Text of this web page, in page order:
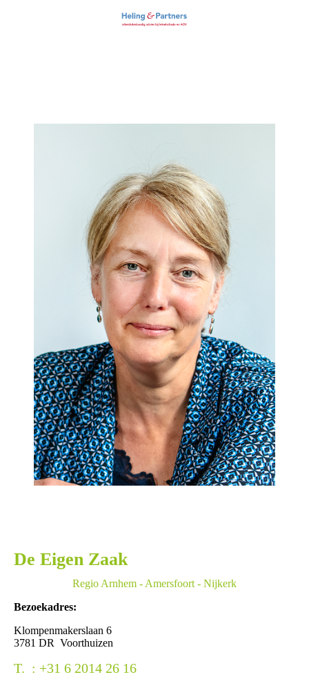
De Eigen Zaak
Regio Arnhem - Amersfoort - Nijkerk
Bezoekadres:
Klompenmakerslaan 6
3781 DR Voorthuizen
T. : +31 6 2014 26 16